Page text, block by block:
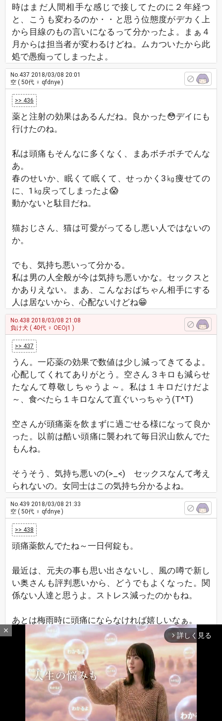
最新レスへ 上へ 下へ
時はまだ人間相手な感じで接してたのに２年経つ
と、こうも変わるのか・・と思う位態度がデカく上
から目線のもの言いになるって分かったよ。まぁ４
月からは担当者が変わるけどね。ムカついたから此
処で愚痴ってしまったよ。
No.437 2018/03/08 20:01
空 ( 50代 ♀ qfdnye )
>> 436
薬と注射の効果はあるんだね。良かった😳デイにも
行けたのね。
私は頭痛もそんなに多くなく、まあボチボチでんな
あ。
春のせいか、眠くて眠くて、せっかく3㎏痩せての
に、1㎏戻ってしまったよ😱
動かないと駄目だね。
猫おじさん、猫は可愛がってるし悪い人ではないの
か。
でも、気持ち悪いって分かる。
私は男の人全般が今は気持ち悪いかな。セックスと
かありえない。まあ、こんなおばちゃん相手にする
人は居ないから、心配ないけどね😁
No.438 2018/03/08 21:08
負け犬 ( 40代 ♀ OEOj1 )
>> 437
うん。一応薬の効果で数値は少し減ってきてるよ。
心配してくれてありがとう。空さん３キロも減らせ
たなんて尊敬しちゃうよ～。私は１キロだけだよ
～、食べたら１キロなんて直ぐいっちゃう(T^T)
空さんが頭痛薬を飲まずに過ごせる様になって良か
った。以前は酷い頭痛に襲われて毎日沢山飲んでた
もんね。
そうそう、気持ち悪いの(>_<) セックスなんて考え
られないの。女同士はこの気持ち分かるよね。
No.439 2018/03/08 21:33
空 ( 50代 ♀ qfdnye )
>> 438
頭痛薬飲んでたね～一日何錠も。
最近は、元夫の事も思い出さないし、風の噂で新し
い奥さんも評判悪いから、どうでもよくなった。関
係ない人達と思うよ。ストレス減ったのかもね。
あとは梅雨時に頭痛にならなければ嬉しいなぁ。
もうすく、4月だね。役所の担当者は替わるし、次
は良い人だといいね。
上の子も、今月末で寮生活も終わって、4月から新
しい分署になるの。まだどこかは分からないけど、
家からバイクで通うのは確か。
下の子はいよいよ受験生なんだけど、勉強好きじゃ
ないからどうなる事やら。
close
arrow_forward_ios 詳しく見る